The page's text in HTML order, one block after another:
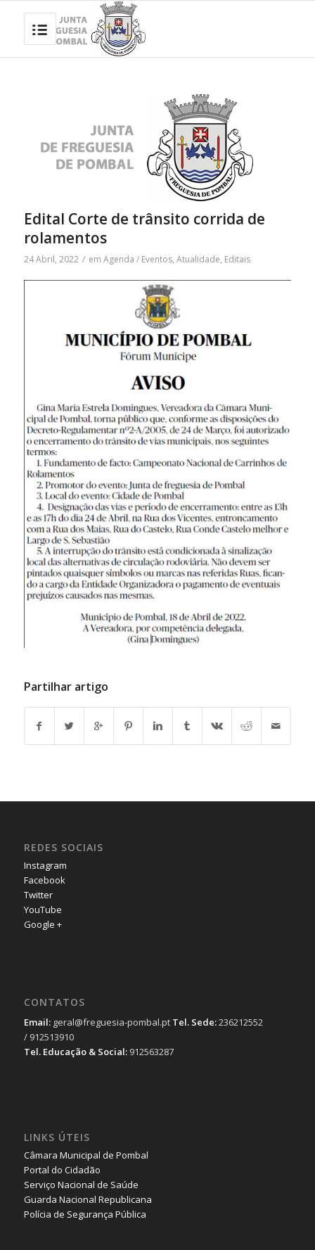
Edital Corte de trânsito corrida de
rolamentos
24 Abril, 2022 / em Agenda / Eventos, Atualidade, Editais
Partilhar artigo
REDES SOCIAIS
Instagram
Facebook
Twitter
YouTube
Google +
CONTATOS
Email:geral@freguesia-pombal.pt Tel. Sede:236212552
/ 912513910
Tel. Educação & Social: 912563287
LINKS ÚTEIS
Câmara Municipal de Pombal
Portal do Cidadão
Serviço Nacional de Saúde
Guarda Nacional Republicana
Polícia de Segurança Pública